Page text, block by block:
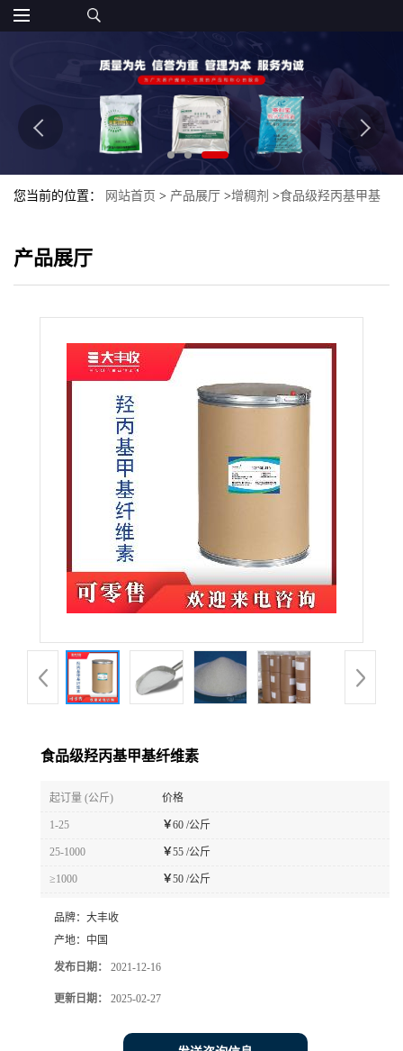
您当前的位置： 网站首页 > 产品展厅 >增稠剂 >食品级羟丙基甲基
产品展厅
食品级羟丙基甲基纤维素
起订量 (公斤) 价格
1-25 ￥60 /公斤
25-1000 ￥55 /公斤
≥1000 ￥50 /公斤
品牌： 大丰收
产地： 中国
发布日期： 2021-12-16
更新日期： 2025-02-27